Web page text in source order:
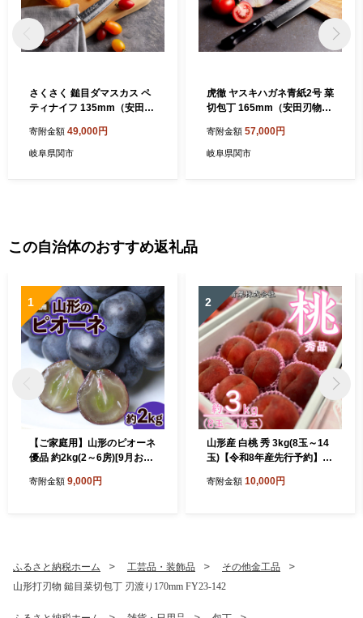
さくさく 鎚目ダマスカス ペ
ティナイフ 135mm（安田刃
寄附金額 49,000円
岐阜県関市
虎徹 ヤスキハガネ青紙2号 菜
切包丁 165mm（安田刃物）
寄附金額 57,000円
岐阜県関市
この自治体のおすすめ返礼品
1
【ご家庭用】山形のピオーネ
優品 約2kg(2～6房)[9月お届
S23-645 くだもの 果物 フル
寄附金額 9,000円
2
山形産 白桃 秀 3kg(8玉～14
玉)【令和8年産先行予約】F
寄附金額 10,000円
ふるさと納税ホーム 工芸品・装飾品
その他金工品
山形打刃物 鎚目菜切包丁 刃渡り170mm FY23-142